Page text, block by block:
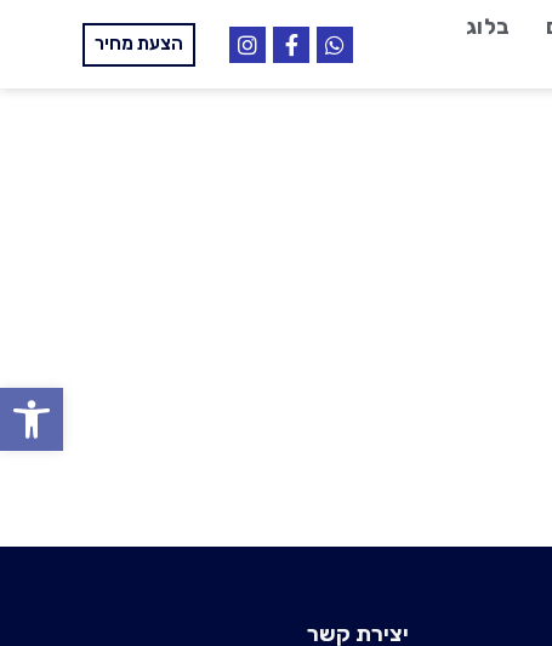
בלוג
הצעת מחיר
יצירת קשר